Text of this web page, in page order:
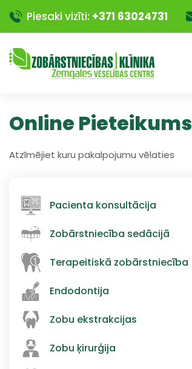
Piesaki vizīti: +371 63024731
Online Pieteikums
Atzīmējiet kuru pakalpojumu vēlaties
Pacienta konsultācija
Zobārstniecība sedācijā
Terapeitiskā zobārstniecība
Endodontija
Zobu ekstrakcijas
Zobu ķirurģija